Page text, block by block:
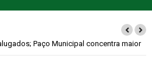
para discutir desenvolvimento